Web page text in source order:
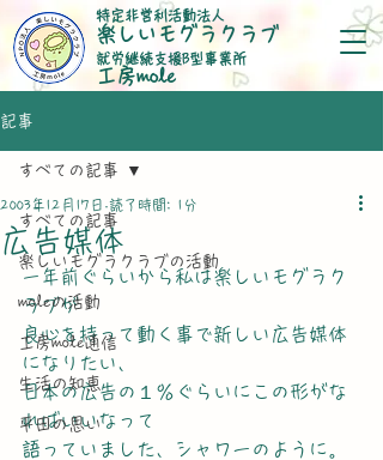
特定非営利活動法人
楽しいモグラクラブ
就労継続支援B型事業所
​工房mole
記事
すべての記事
楽しいモグラクラブの活動
moleの活動
工房mole通信
生活の知恵
平田の思い
すべての記事
広告媒体
2003年12月17日 読了時間: 1分
一年前ぐらいから私は楽しいモグラク
ラブが
良心を持って動く事で新しい広告媒体
になりたい、
日本の広告の１％ぐらいにこの形がな
ればいいなって
語っていました、シャワーのように。